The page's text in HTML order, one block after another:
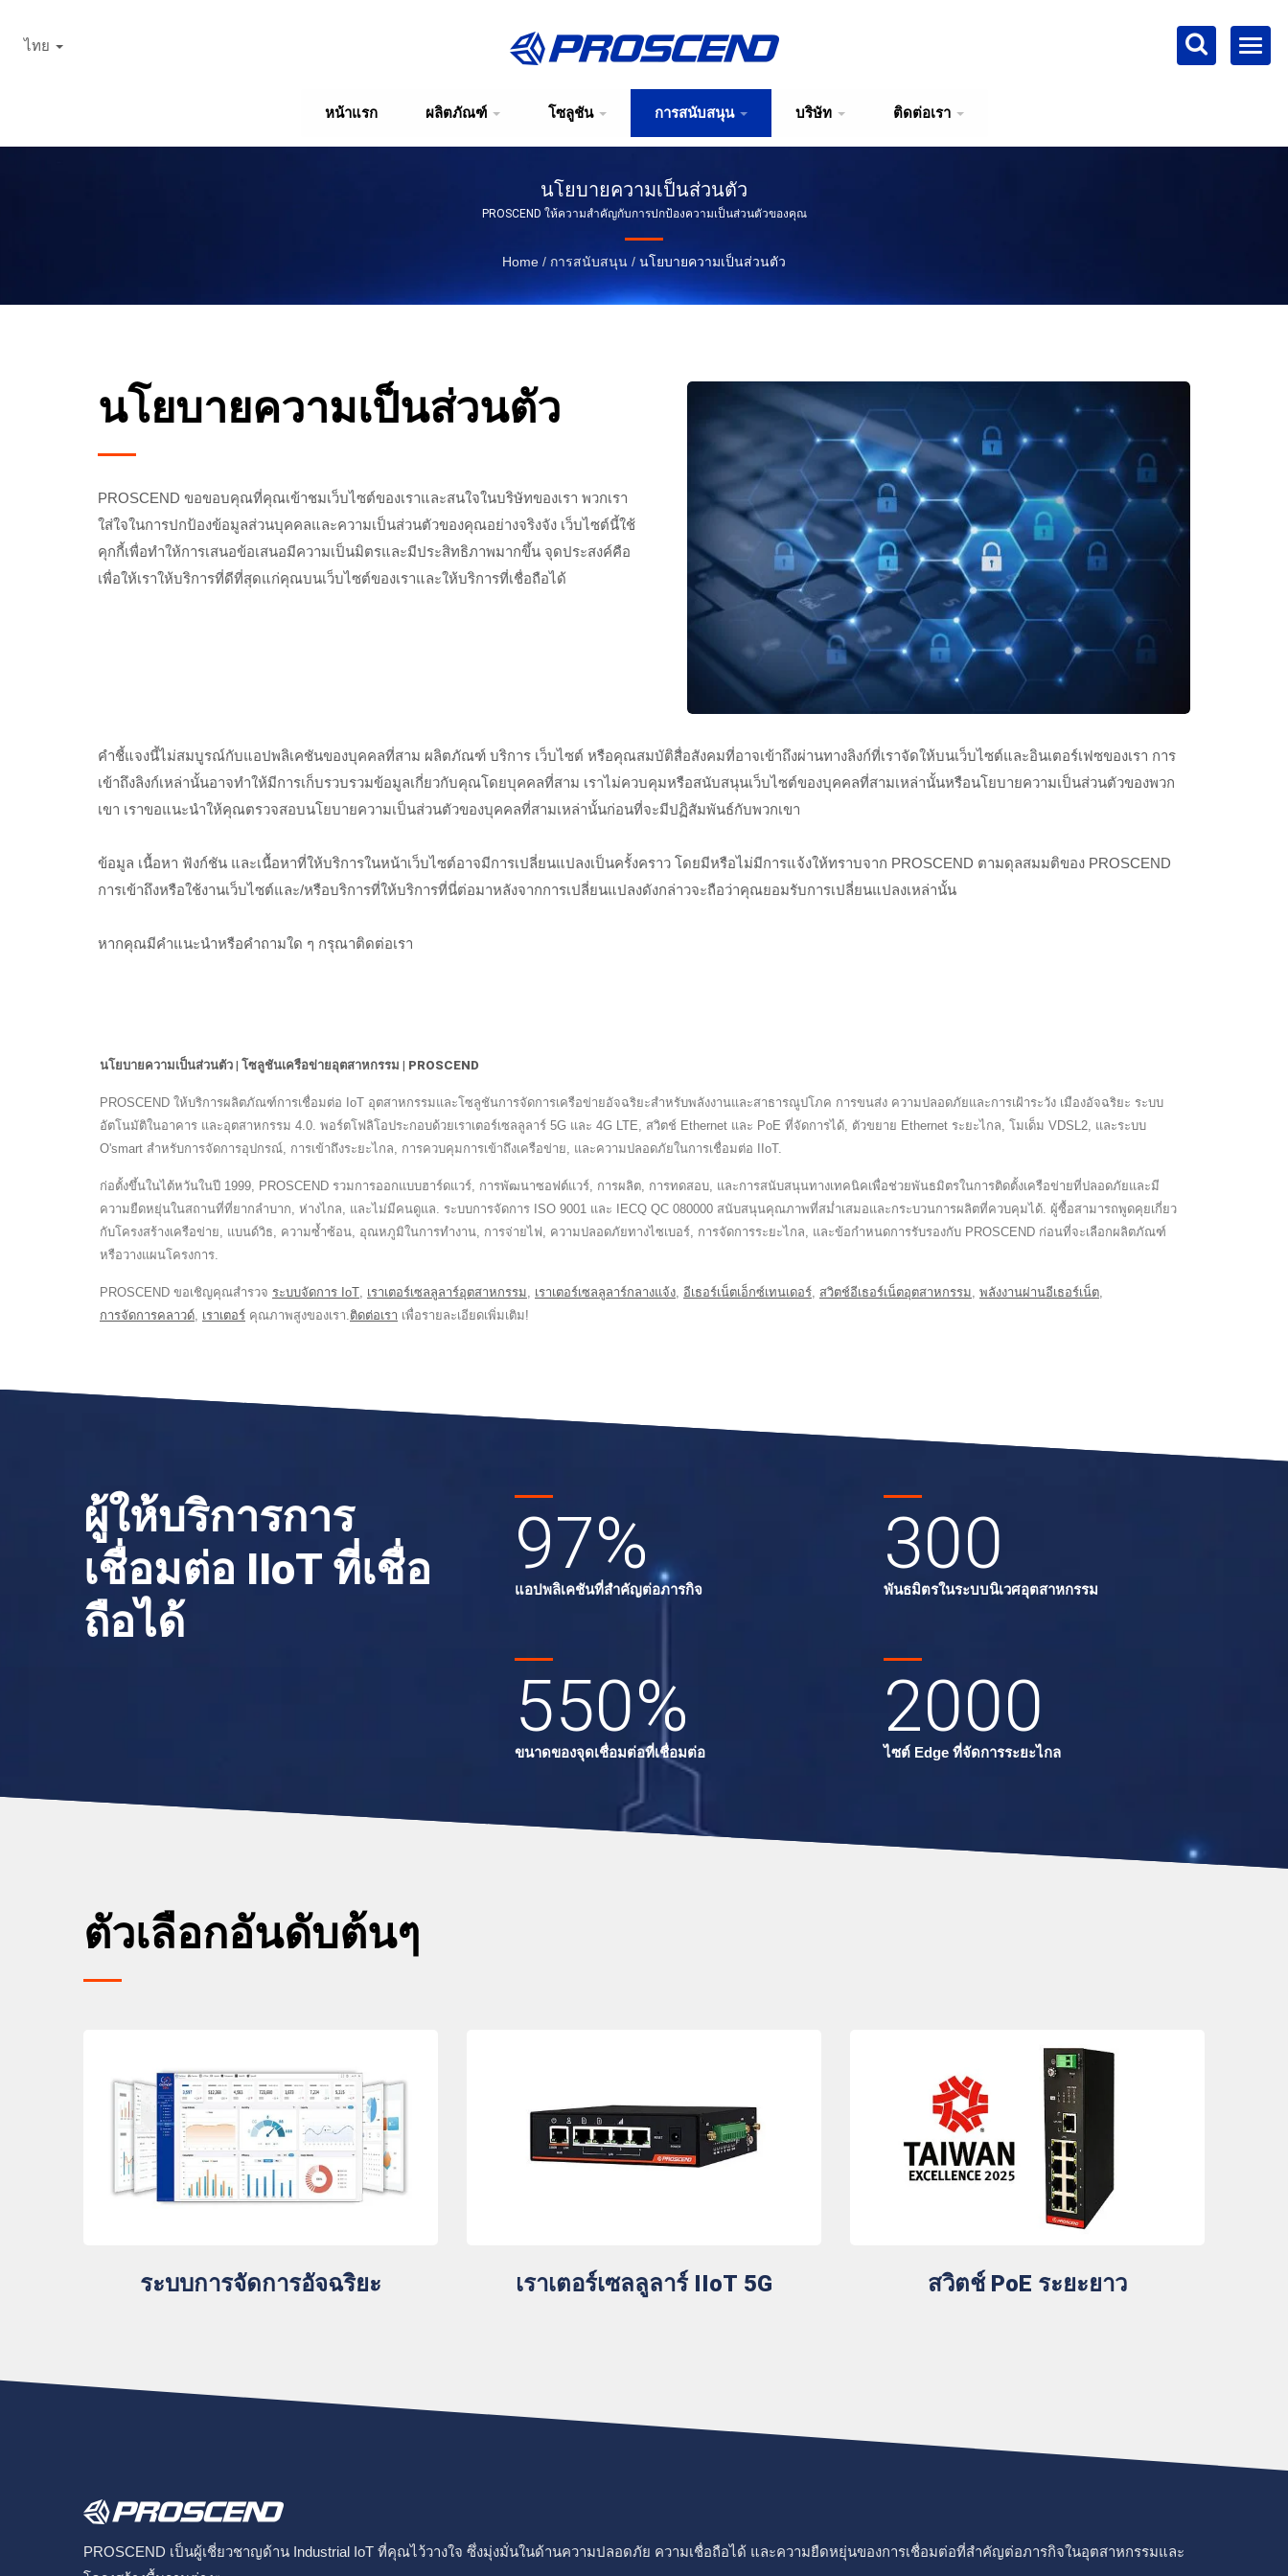
หน้าแรก ผลิตภัณฑ์ โซลูชัน การสนับสนุน บริษัท ติดต่อเรา
ไทย
นโยบายความเป็นส่วนตัว
PROSCEND ให้ความสำคัญกับการปกป้องความเป็นส่วนตัวของคุณ
Home / การสนับสนุน / นโยบายความเป็นส่วนตัว
นโยบายความเป็นส่วนตัว
PROSCEND ขอขอบคุณที่คุณเข้าชมเว็บไซต์ของเราและสนใจในบริษัทของเรา พวกเรา
ใส่ใจในการปกป้องข้อมูลส่วนบุคคลและความเป็นส่วนตัวของคุณอย่างจริงจัง เว็บไซต์นี้ใช้
คุกกี้เพื่อทำให้การเสนอข้อเสนอมีความเป็นมิตรและมีประสิทธิภาพมากขึ้น จุดประสงค์คือ
เพื่อให้เราให้บริการที่ดีที่สุดแก่คุณบนเว็บไซต์ของเราและให้บริการที่เชื่อถือได้
คำชี้แจงนี้ไม่สมบูรณ์กับแอปพลิเคชันของบุคคลที่สาม ผลิตภัณฑ์ บริการ เว็บไซต์ หรือคุณสมบัติสื่อสังคมที่อาจเข้าถึงผ่านทางลิงก์ที่เราจัดให้บนเว็บไซต์และอินเตอร์เฟซของเรา การ
เข้าถึงลิงก์เหล่านั้นอาจทำให้มีการเก็บรวบรวมข้อมูลเกี่ยวกับคุณโดยบุคคลที่สาม เราไม่ควบคุมหรือสนับสนุนเว็บไซต์ของบุคคลที่สามเหล่านั้นหรือนโยบายความเป็นส่วนตัวของพวก
เขา เราขอแนะนำให้คุณตรวจสอบนโยบายความเป็นส่วนตัวของบุคคลที่สามเหล่านั้นก่อนที่จะมีปฏิสัมพันธ์กับพวกเขา
ข้อมูล เนื้อหา ฟังก์ชัน และเนื้อหาที่ให้บริการในหน้าเว็บไซต์อาจมีการเปลี่ยนแปลงเป็นครั้งคราว โดยมีหรือไม่มีการแจ้งให้ทราบจาก PROSCEND ตามดุลสมมติของ PROSCEND
การเข้าถึงหรือใช้งานเว็บไซต์และ/หรือบริการที่ให้บริการที่นี่ต่อมาหลังจากการเปลี่ยนแปลงดังกล่าวจะถือว่าคุณยอมรับการเปลี่ยนแปลงเหล่านั้น
หากคุณมีคำแนะนำหรือคำถามใด ๆ กรุณาติดต่อเรา
นโยบายความเป็นส่วนตัว | โซลูชันเครือข่ายอุตสาหกรรม | PROSCEND
PROSCEND ให้บริการผลิตภัณฑ์การเชื่อมต่อ IoT อุตสาหกรรมและโซลูชันการจัดการเครือข่ายอัจฉริยะสำหรับพลังงานและสาธารณูปโภค การขนส่ง ความปลอดภัยและการเฝ้าระวัง เมืองอัจฉริยะ ระบบ
อัตโนมัติในอาคาร และอุตสาหกรรม 4.0. พอร์ตโฟลิโอประกอบด้วยเราเตอร์เซลลูลาร์ 5G และ 4G LTE, สวิตช์ Ethernet และ PoE ที่จัดการได้, ตัวขยาย Ethernet ระยะไกล, โมเด็ม VDSL2, และระบบ
O'smart สำหรับการจัดการอุปกรณ์, การเข้าถึงระยะไกล, การควบคุมการเข้าถึงเครือข่าย, และความปลอดภัยในการเชื่อมต่อ IIoT.
ก่อตั้งขึ้นในไต้หวันในปี 1999, PROSCEND รวมการออกแบบฮาร์ดแวร์, การพัฒนาซอฟต์แวร์, การผลิต, การทดสอบ, และการสนับสนุนทางเทคนิคเพื่อช่วยพันธมิตรในการติดตั้งเครือข่ายที่ปลอดภัยและมี
ความยืดหยุ่นในสถานที่ที่ยากลำบาก, ห่างไกล, และไม่มีคนดูแล. ระบบการจัดการ ISO 9001 และ IECQ QC 080000 สนับสนุนคุณภาพที่สม่ำเสมอและกระบวนการผลิตที่ควบคุมได้. ผู้ซื้อสามารถพูดคุยเกี่ยว
กับโครงสร้างเครือข่าย, แบนด์วิธ, ความซ้ำซ้อน, อุณหภูมิในการทำงาน, การจ่ายไฟ, ความปลอดภัยทางไซเบอร์, การจัดการระยะไกล, และข้อกำหนดการรับรองกับ PROSCEND ก่อนที่จะเลือกผลิตภัณฑ์
หรือวางแผนโครงการ.
PROSCEND ขอเชิญคุณสำรวจ ระบบจัดการ IoT เราเตอร์เซลลูลาร์อุตสาหกรรม เราเตอร์เซลลูลาร์กลางแจ้ง อีเธอร์เน็ตเอ็กซ์เทนเดอร์ สวิตช์อีเธอร์เน็ตอุตสาหกรรม พลังงานผ่านอีเธอร์เน็ต
การจัดการคลาวด์ เราเตอร์ คุณภาพสูงของเรา. ติดต่อเรา เพื่อรายละเอียดเพิ่มเติม!
ผู้ให้บริการการ
เชื่อมต่อ IIoT ที่เชื่อ
ถือได้
97%
แอปพลิเคชันที่สำคัญต่อภารกิจ
300
พันธมิตรในระบบนิเวศอุตสาหกรรม
550%
ขนาดของจุดเชื่อมต่อที่เชื่อมต่อ
2000
ไซต์ Edge ที่จัดการระยะไกล
ตัวเลือกอันดับต้นๆ
ระบบการจัดการอัจฉริยะ เราเตอร์เซลลูลาร์ IIoT 5G สวิตช์ PoE ระยะยาว
PROSCEND เป็นผู้เชี่ยวชาญด้าน Industrial IoT ที่คุณไว้วางใจ ซึ่งมุ่งมั่นในด้านความปลอดภัย ความเชื่อถือได้ และความยืดหยุ่นของการเชื่อมต่อที่สำคัญต่อภารกิจในอุตสาหกรรมและ